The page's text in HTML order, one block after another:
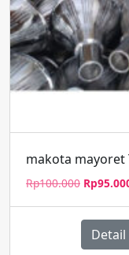
makota mayoret
Rp100.000 Harga
Rp
Detail